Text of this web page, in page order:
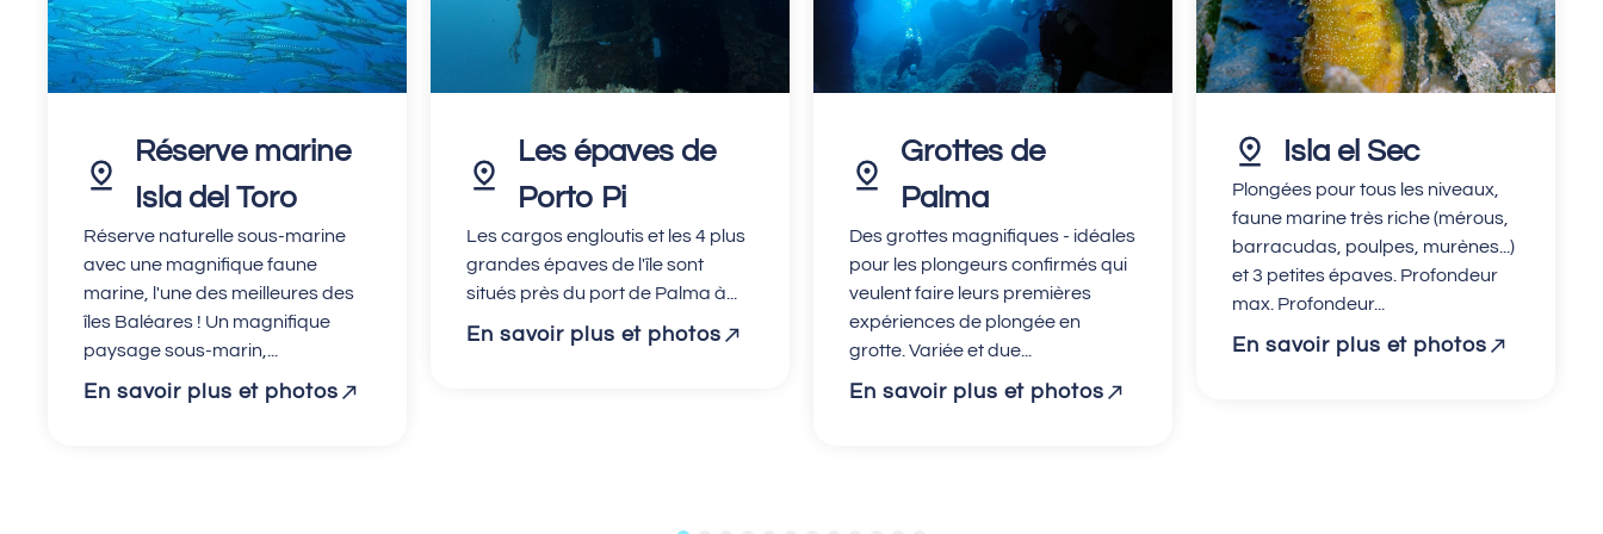
Réserve marine
Isla del Toro
Réserve naturelle sous-marine
avec une magnifique faune
marine, l'une des meilleures des
îles Baléares ! Un magnifique
paysage sous-marin,...
En savoir plus et photos
Les épaves de
Porto Pi
Les cargos engloutis et les 4 plus
grandes épaves de l'île sont
situés près du port de Palma à...
En savoir plus et photos
Grottes de
Palma
Des grottes magnifiques - idéales
pour les plongeurs confirmés qui
veulent faire leurs premières
expériences de plongée en
grotte. Variée et due...
En savoir plus et photos
Isla el Sec
Plongées pour tous les niveaux,
faune marine très riche (mérous,
barracudas, poulpes, murènes...)
et 3 petites épaves. Profondeur
max. Profondeur...
En savoir plus et photos